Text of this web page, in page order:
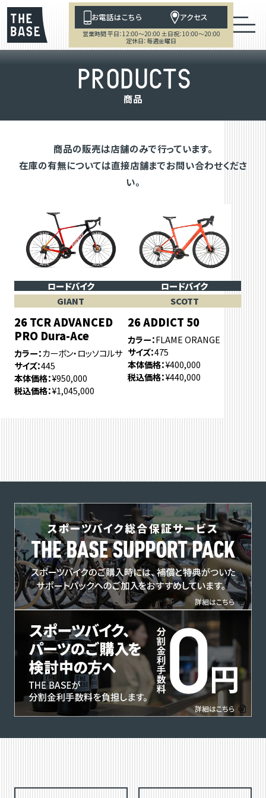
お電話はこちら アクセス
営業時間 平日：12:00～20:00 土日祝：10:00～20:00
定休日：毎週金曜日
PRODUCTS
商品
商品の販売は店舗のみで行っています。
在庫の有無については直接店舗までお問い合わせくださ
い。
ロードバイク
GIANT
26 TCR ADVANCED
PRO Dura-Ace
カラー カーボン・ロッソコルサ
サイズ 445
本体価格 ¥950,000
税込価格 ¥1,045,000
ロードバイク
SCOTT
26 ADDICT 50
カラー FLAME ORANGE
サイズ 475
本体価格 ¥400,000
税込価格 ¥440,000